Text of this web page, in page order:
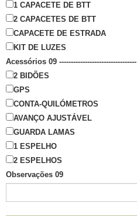
1 CAPACETE DE BTT
2 CAPACETES DE BTT
CAPACETE DE ESTRADA
KIT DE LUZES
Acessórios 09 ---------------------------------
2 BIDÕES
GPS
CONTA-QUILÓMETROS
AVANÇO AJUSTÁVEL
GUARDA LAMAS
1 ESPELHO
2 ESPELHOS
Observações 09